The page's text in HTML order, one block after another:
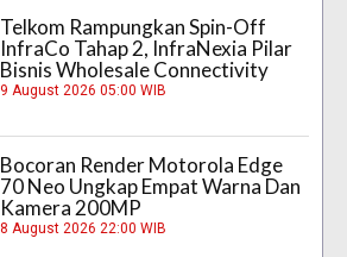
Telkom Rampungkan Spin-Off
InfraCo Tahap 2, InfraNexia Pilar
Bisnis Wholesale Connectivity
9 August 2026 05:00 WIB
Bocoran Render Motorola Edge
70 Neo Ungkap Empat Warna Dan
Kamera 200MP
8 August 2026 22:00 WIB